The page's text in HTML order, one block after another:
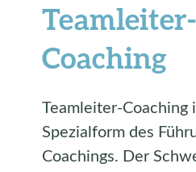
Teamleiter-
Coaching
Teamleiter-Coaching
Spezialform des
Coachings. Der